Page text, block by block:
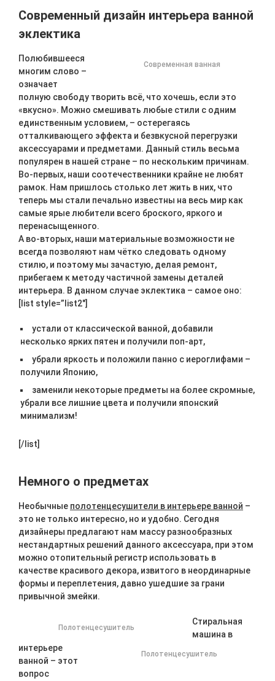
Современный дизайн интерьера ванной
эклектика
Современная ванная
Полюбившееся
многим слово –
означает
полную свободу творить всё, что хочешь, если это
«вкусно». Можно смешивать любые стили с одним
единственным условием, – остерегаясь
отталкивающего эффекта и безвкусной перегрузки
аксессуарами и предметами. Данный стиль весьма
популярен в нашей стране – по нескольким причинам.
Во-первых, наши соотечественники крайне не любят
рамок. Нам пришлось столько лет жить в них, что
теперь мы стали печально известны на весь мир как
самые ярые любители всего броского, яркого и
перенасыщенного.
А во-вторых, наши материальные возможности не
всегда позволяют нам чётко следовать одному
стилю, и поэтому мы зачастую, делая ремонт,
прибегаем к методу частичной замены деталей
интерьера. В данном случае эклектика – самое оно:
[list style=”list2″]
устали от классической ванной, добавили
несколько ярких пятен и получили поп-арт,
убрали яркость и положили панно с иероглифами –
получили Японию,
заменили некоторые предметы на более скромные,
убрали все лишние цвета и получили японский
минимализм!
[/list]
Немного о предметах
Необычные полотенцесушители в интерьере ванной –
это не только интересно, но и удобно. Сегодня
дизайнеры предлагают нам массу разнообразных
нестандартных решений данного аксессуара, при этом
можно отопительный регистр использовать в
качестве красивого декора, извитого в неординарные
формы и переплетения, давно ушедшие за грани
привычной змейки.
Полотенцесушитель
Полотенцесушитель
Стиральная
машина в
интерьере
ванной – этот
вопрос